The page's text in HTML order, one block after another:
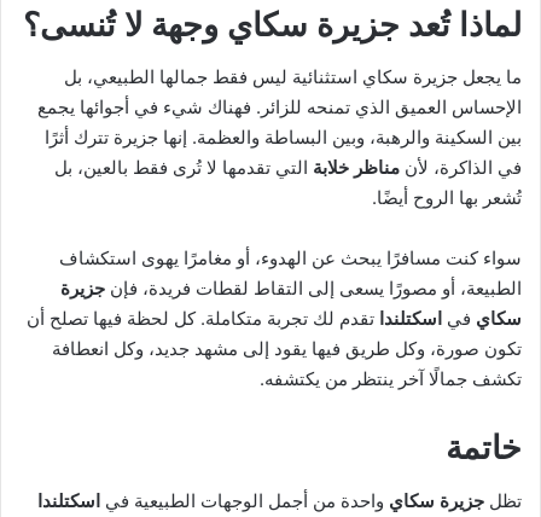
لماذا تُعد جزيرة سكاي وجهة لا تُنسى؟
ما يجعل جزيرة سكاي استثنائية ليس فقط جمالها الطبيعي، بل
الإحساس العميق الذي تمنحه للزائر. فهناك شيء في أجوائها يجمع
بين السكينة والرهبة، وبين البساطة والعظمة. إنها جزيرة تترك أثرًا
في الذاكرة، لأن مناظر خلابة التي تقدمها لا تُرى فقط بالعين، بل
تُشعر بها الروح أيضًا.
سواء كنت مسافرًا يبحث عن الهدوء، أو مغامرًا يهوى استكشاف
الطبيعة، أو مصورًا يسعى إلى التقاط لقطات فريدة، فإن جزيرة
سكاي في اسكتلندا تقدم لك تجربة متكاملة. كل لحظة فيها تصلح أن
تكون صورة، وكل طريق فيها يقود إلى مشهد جديد، وكل انعطافة
تكشف جمالًا آخر ينتظر من يكتشفه.
خاتمة
تظل جزيرة سكاي واحدة من أجمل الوجهات الطبيعية في اسكتلندا